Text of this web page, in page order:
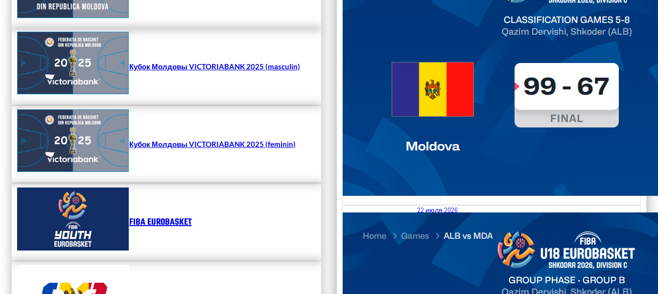
Кубок Молдовы VICTORIABANK 2025 (masculin)
Кубок Молдовы VICTORIABANK 2025 (feminin)
FIBA EUROBASKET
Читать далее
22 июля 2026
23.07.2026 Albania vs Moldova FIBA U18 EuroBasket 2026,
Division C
КалендарьТаблица Выберите Обзор Статистика Матч сыгран 0
Читать далее